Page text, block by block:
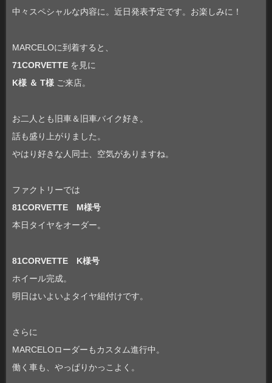
中々スペシャルな内容に。近日発表予定です。お楽しみに！
MARCELOに到着すると、
71CORVETTE を見に
K様 ＆ T様 ご来店。
お二人とも旧車＆旧車バイク好き。
話も盛り上がりました。
やはり好きな人同士、空気がありますね。
ファクトリーでは
81CORVETTE M様号
本日タイヤをオーダー。
81CORVETTE K様号
ホイール完成。
明日はいよいよタイヤ組付けです。
さらに
MARCELOローダーもカスタム進行中。
働く車も、やっぱりかっこよく。